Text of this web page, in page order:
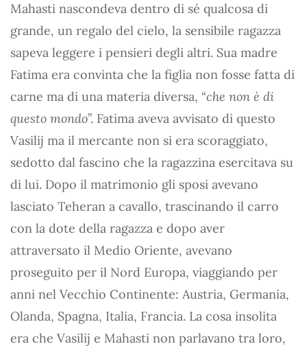
Mahasti nascondeva dentro di sé qualcosa di
grande, un regalo del cielo, la sensibile ragazza
sapeva leggere i pensieri degli altri. Sua madre
Fatima era convinta che la figlia non fosse fatta di
carne ma di una materia diversa, “che non è di
questo mondo”. Fatima aveva avvisato di questo
Vasilij ma il mercante non si era scoraggiato,
sedotto dal fascino che la ragazzina esercitava su
di lui. Dopo il matrimonio gli sposi avevano
lasciato Teheran a cavallo, trascinando il carro
con la dote della ragazza e dopo aver
attraversato il Medio Oriente, avevano
proseguito per il Nord Europa, viaggiando per
anni nel Vecchio Continente: Austria, Germania,
Olanda, Spagna, Italia, Francia. La cosa insolita
era che Vasilij e Mahasti non parlavano tra loro,